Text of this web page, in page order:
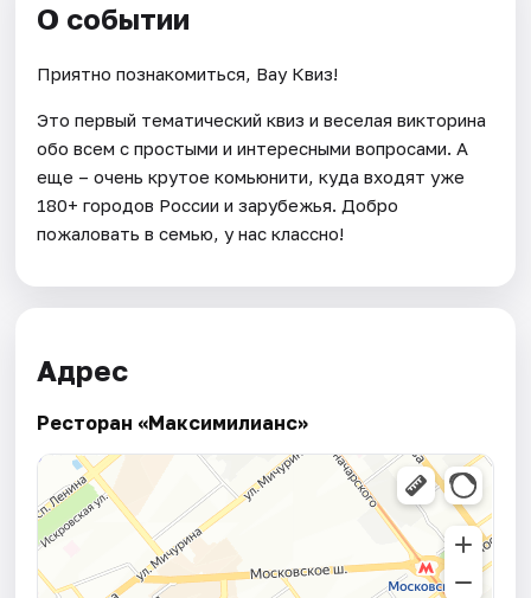
О событии
Приятно познакомиться, Вау Квиз!
Это первый тематический квиз и веселая викторина
обо всем с простыми и интересными вопросами. А
еще – очень крутое комьюнити, куда входят уже
180+ городов России и зарубежья. Добро
пожаловать в семью, у нас классно!
Адрес
Ресторан «Максимилианс»